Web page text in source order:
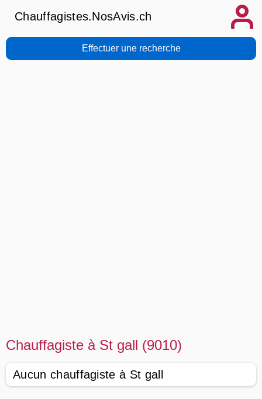
Chauffagistes.NosAvis.ch
Effectuer une recherche
Chauffagiste à St gall (9010)
Aucun chauffagiste à St gall